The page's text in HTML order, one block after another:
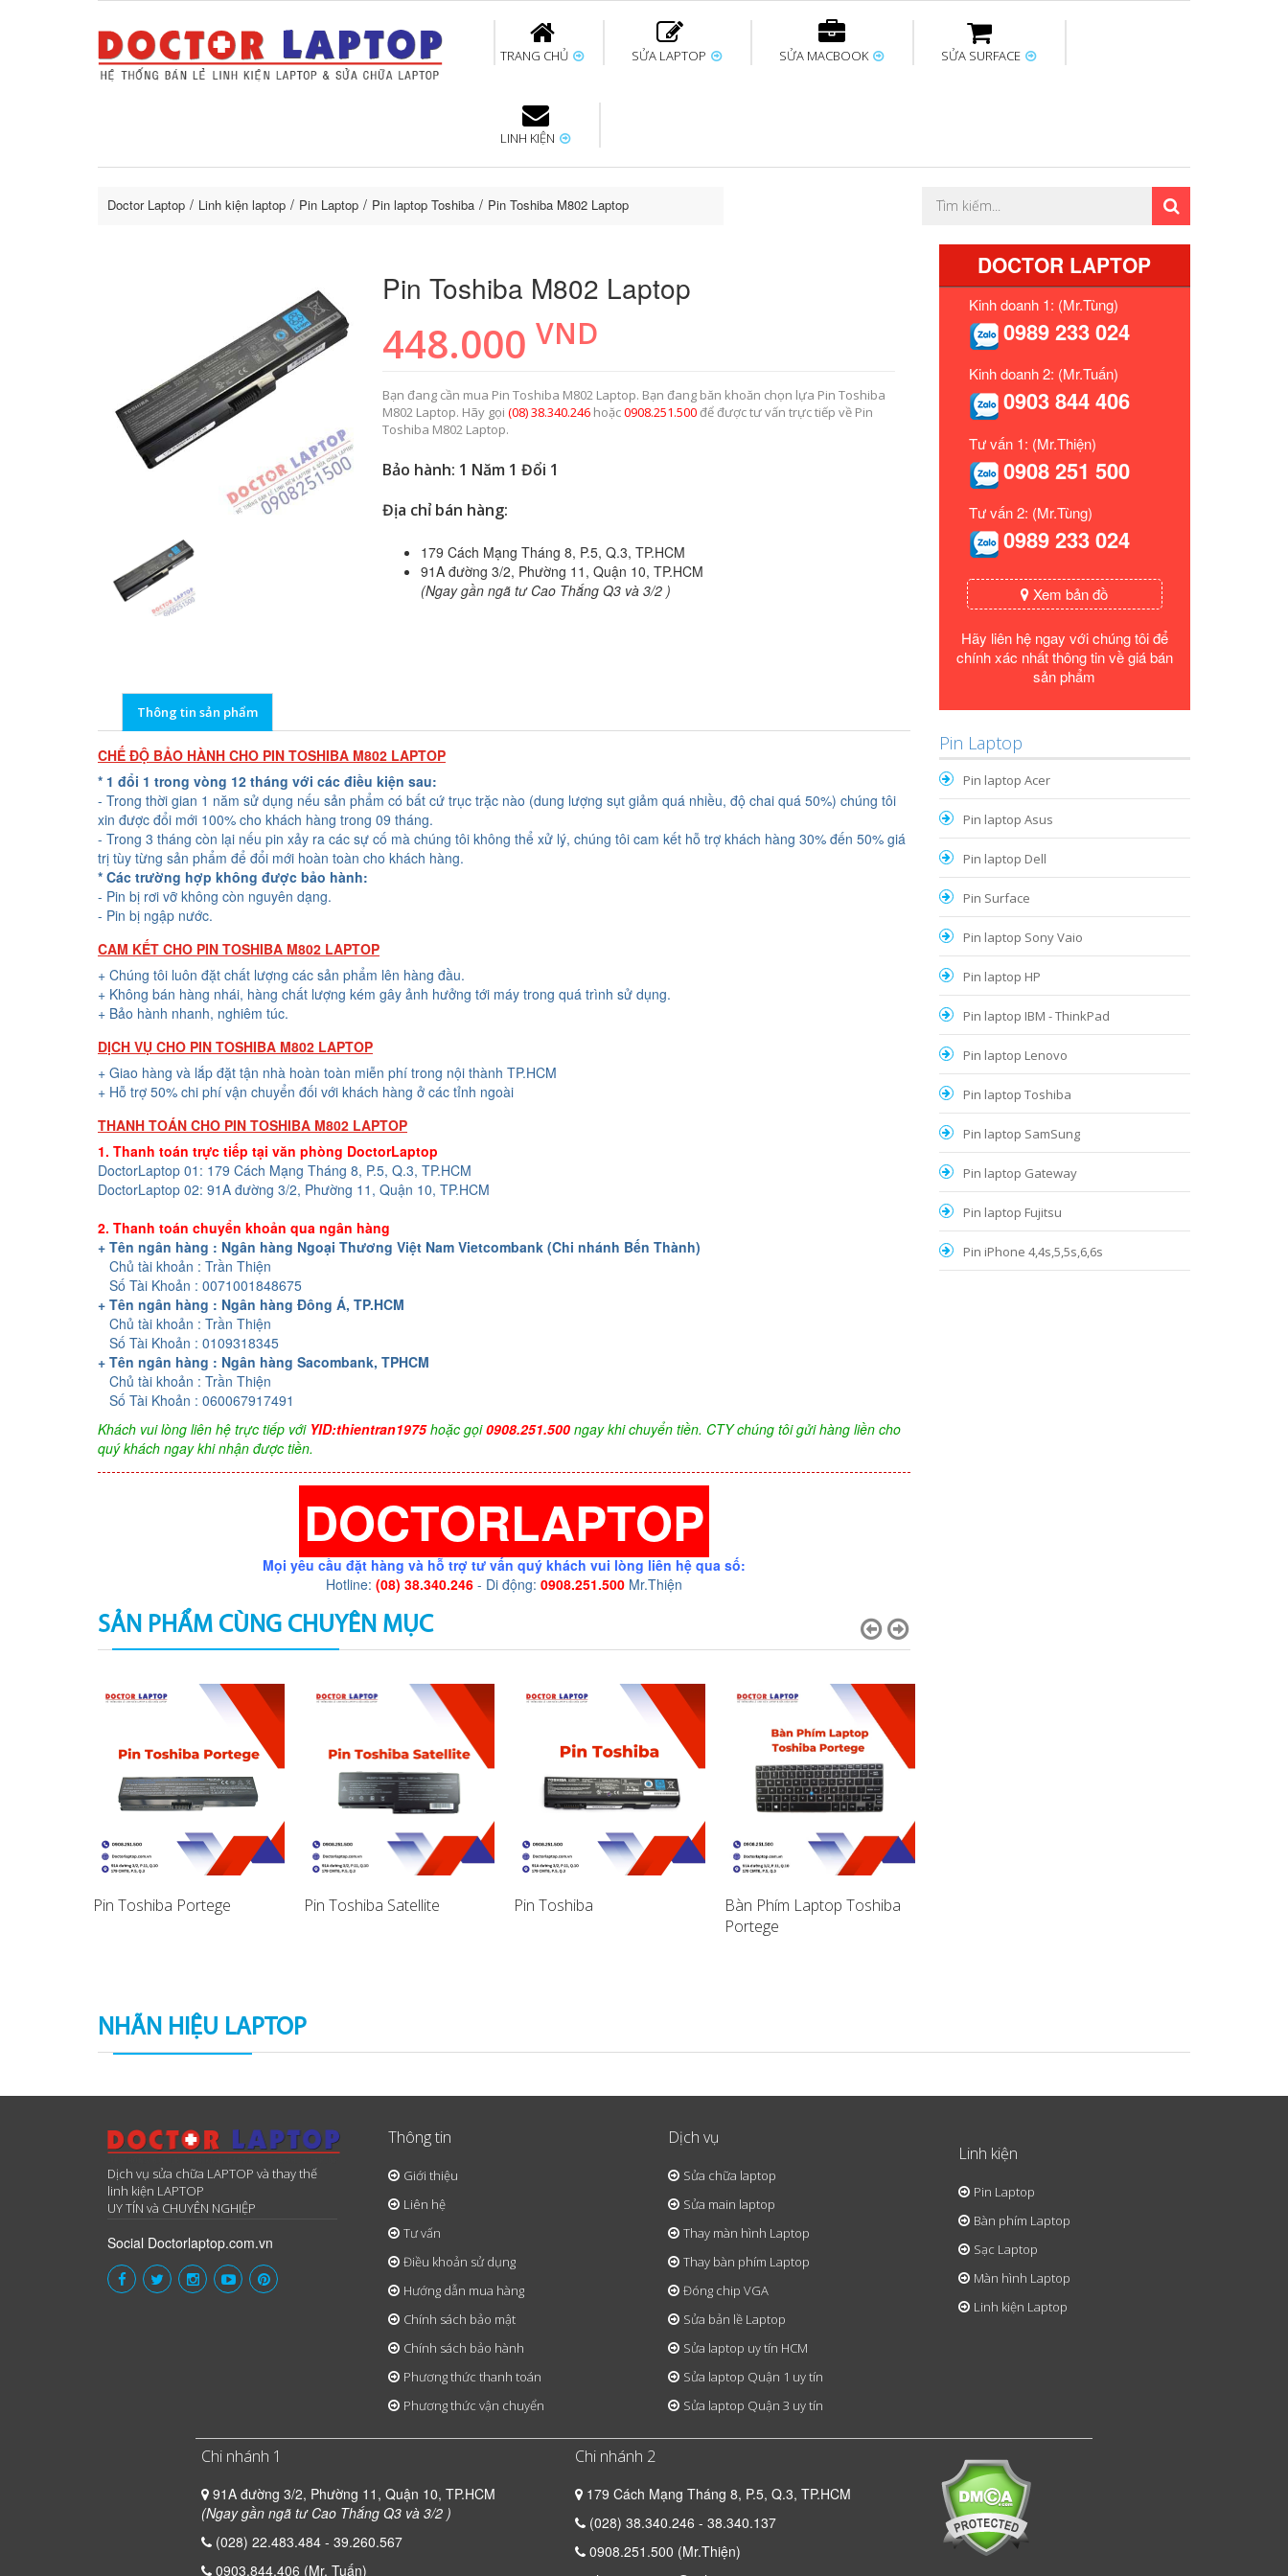
TRANG CHỦ SỬA LAPTOP
Sửa Laptop uy tín Thay bàn phím Thay màn hình Thay Pin Laptop
SỬA MACBOOK
Sửa Macbook uy tín Thay pin Macbook Thay màn hình Thay bàn phím
SỬA SURFACE
Thay pin Surface Sửa Surface không Thay sạc Surface Sửa Mainboard
LINH KIỆN
Doctor Laptop Linh kiện laptop Pin Laptop Pin laptop Toshiba Pin Toshiba M802 Laptop
Pin Toshiba M802 Laptop
448.000 VND
Bạn đang cần mua Pin Toshiba M802 Laptop. Bạn đang băn khoăn chọn lựa Pin Toshiba
M802 Laptop. Hãy gọi(08) 38.340.246 hoặc0908.251.500để được tư vấn trực tiếp về Pin
Toshiba M802 Laptop.
Bảo hành: 1 Năm 1 Đổi 1
Địa chỉ bán hàng:
179 Cách Mạng Tháng 8, P.5, Q.3, TP.HCM
91A đường 3/2, Phường 11, Quận 10, TP.HCM
(Ngay gần ngã tư Cao Thắng Q3 và 3/2 )
Thông tin sản phẩm
CHẾ ĐỘ BẢO HÀNH CHO PIN TOSHIBA M802 LAPTOP
* 1 đổi 1 trong vòng 12 tháng với các điều kiện sau:
- Trong thời gian 1 năm sử dụng nếu sản phẩm có bất cứ trục trặc nào (dung lượng sụt giảm quá nhiều, độ chai quá 50%) chúng tôi
xin được đổi mới 100% cho khách hàng trong 09 tháng.
- Trong 3 tháng còn lại nếu pin xảy ra các sự cố mà chúng tôi không thể xử lý, chúng tôi cam kết hỗ trợ khách hàng 30% đến 50% giá
trị tùy từng sản phẩm để đổi mới hoàn toàn cho khách hàng.
* Các trường hợp không được bảo hành:
- Pin bị rơi vỡ không còn nguyên dạng.
- Pin bị ngập nước.
CAM KẾT CHO PIN TOSHIBA M802 LAPTOP
+ Chúng tôi luôn đặt chất lượng các sản phẩm lên hàng đầu.
+ Không bán hàng nhái, hàng chất lượng kém gây ảnh hưởng tới máy trong quá trình sử dụng.
+ Bảo hành nhanh, nghiêm túc.
DỊCH VỤ CHO PIN TOSHIBA M802 LAPTOP
+ Giao hàng và lắp đặt tận nhà hoàn toàn miễn phí trong nội thành TP.HCM
+ Hỗ trợ 50% chi phí vận chuyển đối với khách hàng ở các tỉnh ngoài
THANH TOÁN CHO PIN TOSHIBA M802 LAPTOP
1. Thanh toán trực tiếp tại văn phòng DoctorLaptop
DoctorLaptop 01: 179 Cách Mạng Tháng 8, P.5, Q.3, TP.HCM
DoctorLaptop 02: 91A đường 3/2, Phường 11, Quận 10, TP.HCM
2. Thanh toán chuyển khoản qua ngân hàng
+ Tên ngân hàng : Ngân hàng Ngoại Thương Việt Nam Vietcombank (Chi nhánh Bến Thành)
Chủ tài khoản : Trần Thiện
Số Tài Khoản : 0071001848675
+ Tên ngân hàng : Ngân hàng Đông Á, TP.HCM
Chủ tài khoản : Trần Thiện
Số Tài Khoản : 0109318345
+ Tên ngân hàng : Ngân hàng Sacombank, TPHCM
Chủ tài khoản : Trần Thiện
Số Tài Khoản : 060067917491
Khách vui lòng liên hệ trực tiếp với YID:thientran1975hoặc gọi0908.251.500 ngay khi chuyển tiền. CTY chúng tôi gửi hàng liền cho
quý khách ngay khi nhận được tiền.
DOCTORLAPTOP
Mọi yêu cầu đặt hàng và hỗ trợ tư vấn quý khách vui lòng liên hệ qua số:
Hotline: (08) 38.340.246- Di động: 0908.251.500Mr.Thiện
SẢN PHẨM CÙNG CHUYÊN MỤC
Pin Toshiba Portege Pin Toshiba Satellite Pin Toshiba
Bàn Phím Laptop Toshiba
Portege
DOCTOR LAPTOP
Kinh doanh 1: (Mr.Tùng)
0989 233 024
Kinh doanh 2: (Mr.Tuấn)
0903 844 406
Tư vấn 1: (Mr.Thiện)
0908 251 500
Tư vấn 2: (Mr.Tùng)
0989 233 024
Xem bản đồ
Hãy liên hệ ngay với chúng tôi để
chính xác nhất thông tin về giá bán
sản phẩm
Pin Laptop
Pin laptop Acer
Pin laptop Asus
Pin laptop Dell
Pin Surface
Pin laptop Sony Vaio
Pin laptop HP
Pin laptop IBM - ThinkPad
Pin laptop Lenovo
Pin laptop Toshiba
Pin laptop SamSung
Pin laptop Gateway
Pin laptop Fujitsu
Pin iPhone 4,4s,5,5s,6,6s
NHÃN HIỆU LAPTOP
Dịch vụ sửa chữa LAPTOP và thay thế
linh kiện LAPTOP
UY TÍN và CHUYÊN NGHIỆP
Social Doctorlaptop.com.vn
Thông tin
Giới thiệu
Liên hệ
Tư vấn
Điều khoản sử dụng
Hướng dẫn mua hàng
Chính sách bảo mật
Chính sách bảo hành
Phương thức thanh toán
Phương thức vận chuyển
Dịch vụ
Sửa chữa laptop
Sửa main laptop
Thay màn hình Laptop
Thay bàn phím Laptop
Đóng chip VGA
Sửa bản lề Laptop
Sửa laptop uy tín HCM
Sửa laptop Quận 1 uy tín
Sửa laptop Quận 3 uy tín
Linh kiện
Pin Laptop
Bàn phím Laptop
Sạc Laptop
Màn hình Laptop
Linh kiện Laptop
Chi nhánh 1
91A đường 3/2, Phường 11, Quận 10, TP.HCM
(Ngay gần ngã tư Cao Thắng Q3 và 3/2 )
(028) 22.483.484 - 39.260.567
0903.844.406 (Mr. Tuấn)
Chi nhánh 2
179 Cách Mạng Tháng 8, P.5, Q.3, TP.HCM
(028) 38.340.246 - 38.340.137
0908.251.500 (Mr.Thiện)